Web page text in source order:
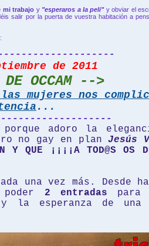
mi trabajo y "esperaros a la peli"y obviar el
salir por la puerta de vuestra habitación a
de 2011
OCCAM -->
mujeres nos
...
adoro la
no gay en planJesús
Y QUE ¡¡¡¡A TOD@S OS
una vez más. Desde
2 entradas para
la esperanza de una